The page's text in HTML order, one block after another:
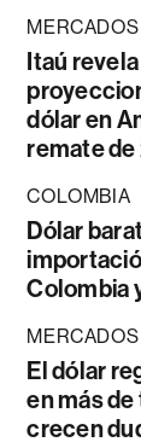
MERCADOS
Itaú
dólar en
remate
COLOMBIA
Dólar
Colombia
MERCADOS
El dólar
en más
crecen